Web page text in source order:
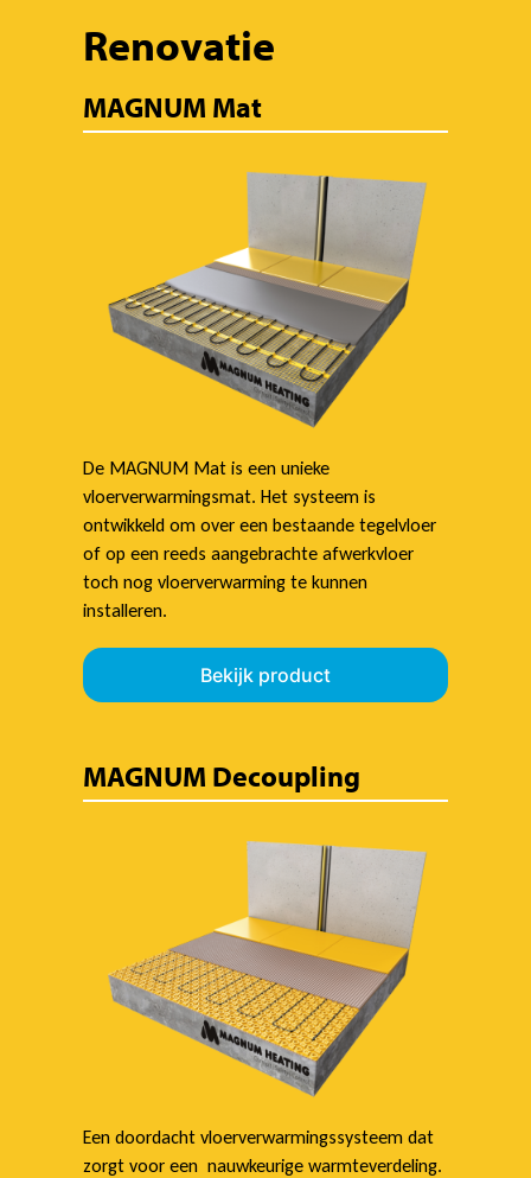
Renovatie
MAGNUM Mat
De MAGNUM Mat is een unieke
vloerverwarmingsmat. Het systeem is
ontwikkeld om over een bestaande tegelvloer
of op een reeds aangebrachte afwerkvloer
toch nog vloerverwarming te kunnen
installeren.
Bekijk product
MAGNUM Decoupling
Een doordacht vloerverwarmingssysteem dat
zorgt voor een nauwkeurige warmteverdeling.